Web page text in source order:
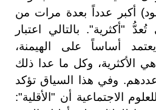
أكبر عدداً بعدة مرات من
"أكثرية". بالتالي اعتبار
أساساً على الهيمنة،
الأكثرية، وكل ما عدا ذلك
وفي هذا السياق تؤكد
الاجتماعية أن "الأقلية":